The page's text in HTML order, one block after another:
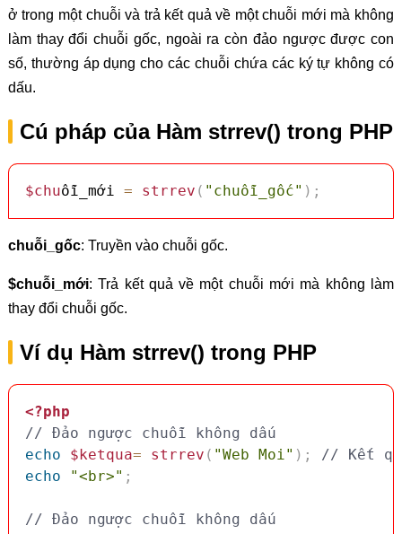
ở trong một chuỗi và trả kết quả về một chuỗi mới mà không
làm thay đổi chuỗi gốc, ngoài ra còn đảo ngược được con
số, thường áp dụng cho các chuỗi chứa các ký tự không có
dấu.
Cú pháp của Hàm strrev() trong PHP
$chuỗi_mới = strrev ( "chuỗi_gốc" ) ;
chuỗi_gốc: Truyền vào chuỗi gốc.
$chuỗi_mới: Trả kết quả về một chuỗi mới mà không làm
thay đổi chuỗi gốc.
Ví dụ Hàm strrev() trong PHP
<?php
// Đảo ngược chuỗi không dấu
echo
$ketqua= strrev ( "Web Moi" ) ;
// Kết
echo
"<br>" ;
// Đảo ngược chuỗi không dấu